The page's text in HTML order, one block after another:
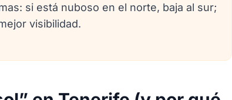
si está nuboso en el norte, baja al sur;
visibilidad.